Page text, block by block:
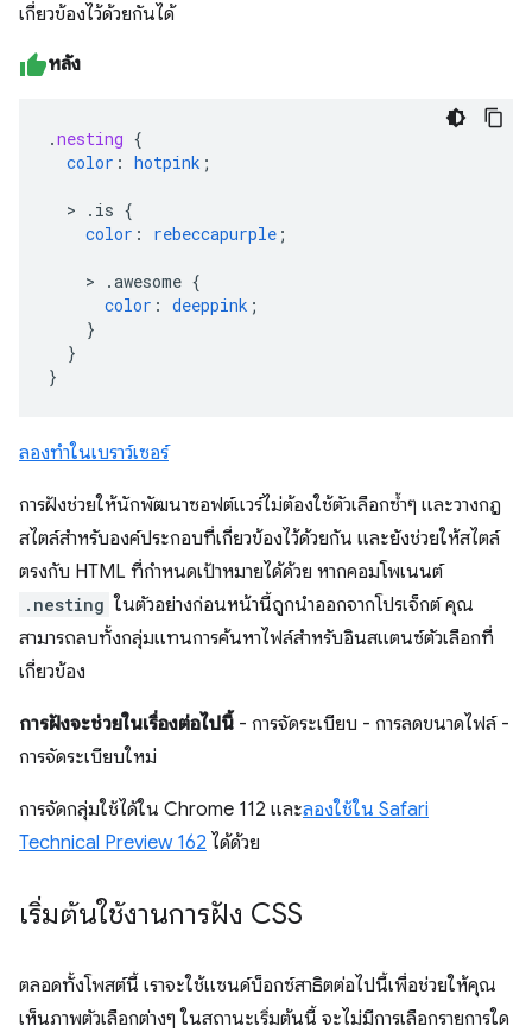
เกี่ยวข้องไว้ด้วยกันได้
หลัง
.nesting {
color : hotpink ;
> .is {
color : rebeccapurple ;
> .awesome {
color : deeppink ;
}
}
}
ลองทำในเบราว์เซอร์
การฝังช่วยให้นักพัฒนาซอฟต์แวร์ไม่ต้องใช้ตัวเลือกซ้ำๆ และวางกฎ
สไตล์สำหรับองค์ประกอบที่เกี่ยวข้องไว้ด้วยกัน และยังช่วยให้สไตล์
ตรงกับ HTML ที่กําหนดเป้าหมายได้ด้วย หากคอมโพเนนต์
.nesting ในตัวอย่างก่อนหน้านี้ถูกนําออกจากโปรเจ็กต์ คุณ
สามารถลบทั้งกลุ่มแทนการค้นหาไฟล์สําหรับอินสแตนซ์ตัวเลือกที่
เกี่ยวข้อง
การฝังจะช่วยในเรื่องต่อไปนี้ - การจัดระเบียบ - การลดขนาดไฟล์ -
การจัดระเบียบใหม่
การจัดกลุ่มใช้ได้ใน Chrome 112 และลองใช้ใน Safari
Technical Preview 162 ได้ด้วย
เริ่มต้นใช้งานการฝัง CSS
ตลอดทั้งโพสต์นี้ เราจะใช้แซนด์บ็อกซ์สาธิตต่อไปนี้เพื่อช่วยให้คุณ
เห็นภาพตัวเลือกต่างๆ ในสถานะเริ่มต้นนี้ จะไม่มีการเลือกรายการใด